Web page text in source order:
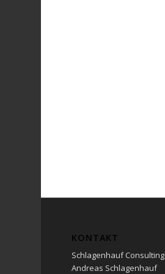
KONTAKT
Schlagenhauf Consulting
Andreas Schlagenhauf